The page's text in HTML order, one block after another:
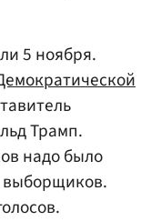
5 ноября.
Трамп.
надо было
выборщиков.